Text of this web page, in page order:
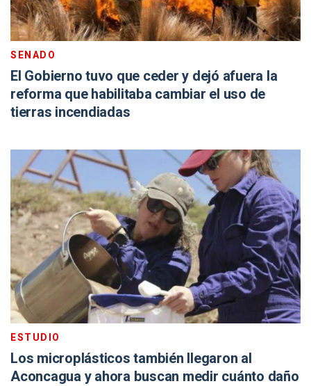
SENADO
El Gobierno tuvo que ceder y dejó afuera la
reforma que habilitaba cambiar el uso de
tierras incendiadas
ESTUDIO
Los microplásticos también llegaron al
Aconcagua y ahora buscan medir cuánto daño